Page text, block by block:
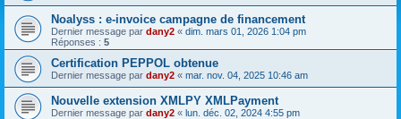
Noalyss : e-invoice campagne de financement
Dernier message par dany2 « dim. mars 01, 2026 1:04 pm
Réponses : 5
Certification PEPPOL obtenue
Dernier message par dany2 « mar. nov. 04, 2025 10:46 am
Nouvelle extension XMLPY XMLPayment
Dernier message par dany2 « lun. déc. 02, 2024 4:55 pm